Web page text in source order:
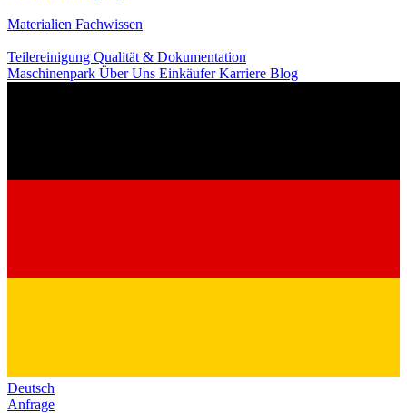
Materialien Fachwissen
Teilereinigung Qualität & Dokumentation
Maschinenpark Über Uns EinkäuferKarriere Blog
Deutsch
Anfrage